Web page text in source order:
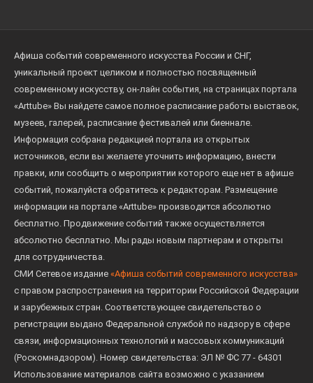
Афиша событий современного искусства России и СНГ,
уникальный проект целиком и полностью посвященный
современному искусству, он-лайн события, на страницах портала
«Arttube» Вы найдете самое полное расписание работы выставок,
музеев, галерей, расписание фестивалей или биеннале.
Информация собрана редакцией портала из открытых
источников, если вы желаете уточнить информацию, внести
правки, или сообщить о мероприятии которого еще нет в афише
событий, пожалуйста обратитесь к редакторам. Размещение
информации на портале «Arttube» производится абсолютно
бесплатно. Продвижение событий также осуществляется
абсолютно бесплатно. Мы рады новым партнерам и открыты
для сотрудничества.
СМИ Сетевое издание «Афиша событий современного искусства»
с правом распространения на территории Российской Федерации
и зарубежных стран. Соответствующее свидетельство о
регистрации выдано Федеральной службой по надзору в сфере
связи, информационных технологий и массовых коммуникаций
(Роскомнадзором). Номер свидетельства: ЭЛ № ФС 77 - 64301
Использование материалов сайта возможно с указанием